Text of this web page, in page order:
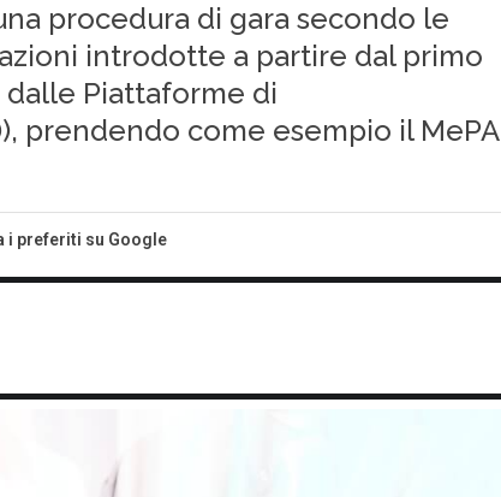
procedura di gara secondo le
introdotte a partire dal primo
Piattaforme di
prendendo come esempio il MePA
i preferiti su Google
C E F